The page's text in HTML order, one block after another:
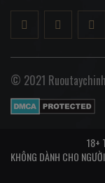
© 2021
18+
KHÔNG DÀNH CHO